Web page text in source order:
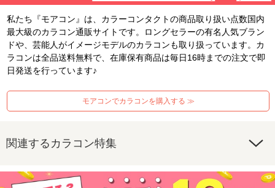
私たち『モアコン』は、カラーコンタクトの商品取り扱い点数国内
最大級のカラコン通販サイトです。ロングセラーの有名人気ブラン
ドや、芸能人がイメージモデルのカラコンも取り扱っています。カ
ラコンは全品送料無料で、在庫保有商品は毎日16時までの注文で即
日発送を行っています♪
モアコンでカラコンを購入する ≫
関連するカラコン特集